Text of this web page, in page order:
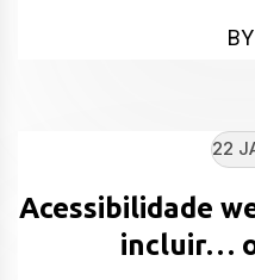
22
Acessibilidade
incluir…